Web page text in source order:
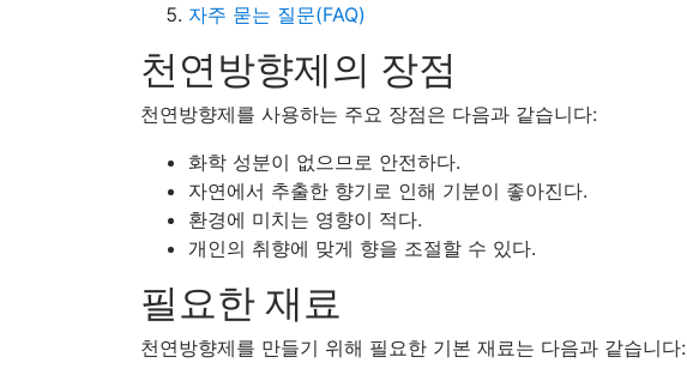
자주 묻는 질문(FAQ)
천연방향제의 장점
천연방향제를 사용하는 주요 장점은 다음과 같습니다:
화학 성분이 없으므로 안전하다.
자연에서 추출한 향기로 인해 기분이 좋아진다.
환경에 미치는 영향이 적다.
개인의 취향에 맞게 향을 조절할 수 있다.
필요한 재료
천연방향제를 만들기 위해 필요한 기본 재료는 다음과 같습니다: